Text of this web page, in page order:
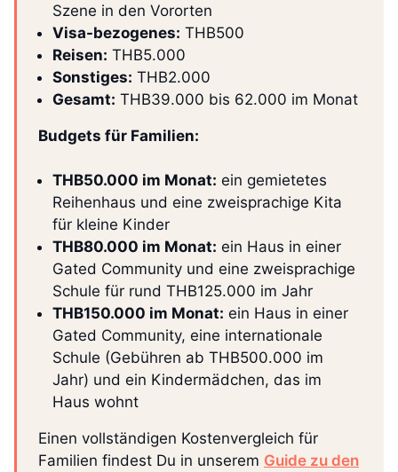
Szene in den Vororten
Visa-bezogenes: THB500
Reisen: THB5.000
Sonstiges: THB2.000
Gesamt: THB39.000 bis 62.000 im Monat
Budgets für Familien:
THB50.000 im Monat: ein gemietetes
Reihenhaus und eine zweisprachige Kita
für kleine Kinder
THB80.000 im Monat: ein Haus in einer
Gated Community und eine zweisprachige
Schule für rund THB125.000 im Jahr
THB150.000 im Monat: ein Haus in einer
Gated Community, eine internationale
Schule (Gebühren ab THB500.000 im
Jahr) und ein Kindermädchen, das im
Haus wohnt
Einen vollständigen Kostenvergleich für
Familien findest Du in unserem Guide zu den